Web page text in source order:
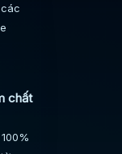
các
chất